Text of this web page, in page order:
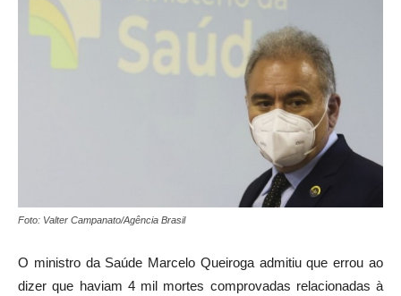
Foto: Valter Campanato/Agência Brasil
O ministro da Saúde Marcelo Queiroga admitiu que errou ao
dizer que haviam 4 mil mortes comprovadas relacionadas à